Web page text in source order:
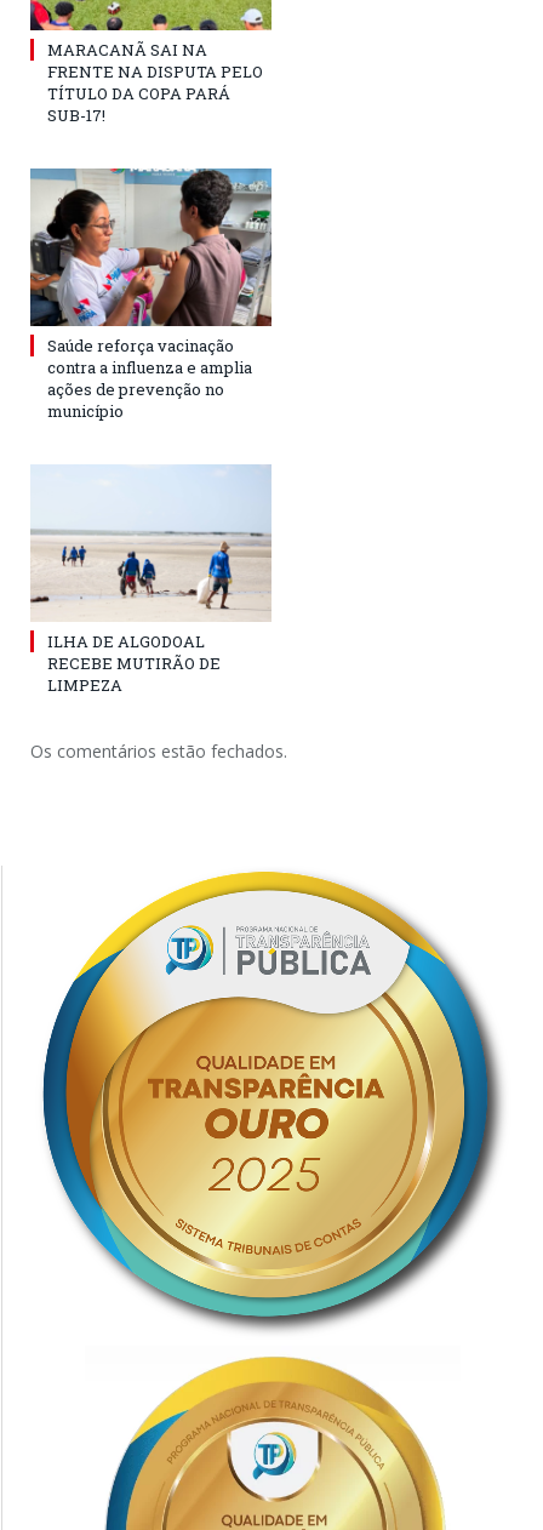
MARACANÃ SAI NA
FRENTE NA DISPUTA PELO
TÍTULO DA COPA PARÁ
SUB-17!
Saúde reforça vacinação
contra a influenza e amplia
ações de prevenção no
município
ILHA DE ALGODOAL
RECEBE MUTIRÃO DE
LIMPEZA
Os comentários estão fechados.